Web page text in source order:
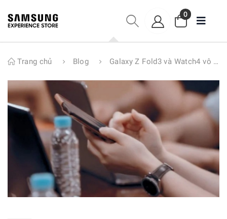
0
Trang chủ Blog Galaxy Z Fold3 và Watch4 vô tình xuất hiện trong video mới của Samsung